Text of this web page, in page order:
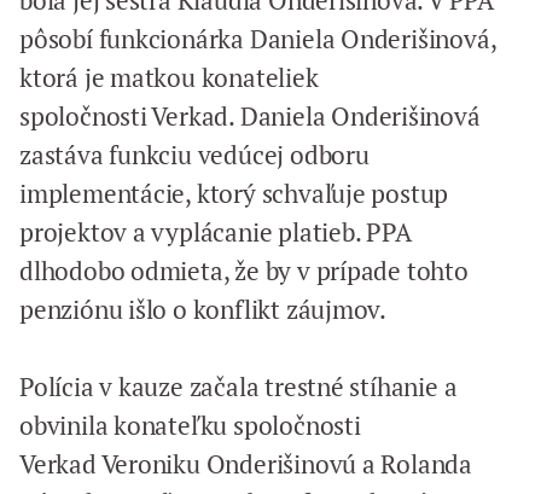
pôsobí funkcionárka Daniela Onderišinová,
ktorá je matkou konateliek
spoločnostiVerkad. Daniela Onderišinová
zastáva funkciu vedúcej odboru
implementácie, ktorý schvaľuje postup
projektov a vyplácanie platieb. PPA
dlhodobo odmieta, že by v prípade tohto
penziónu išlo o konflikt záujmov.
Polícia v kauze začala trestné stíhanie a
obvinila konateľku spoločnosti
VerkadVeroniku Onderišinovú a Rolanda